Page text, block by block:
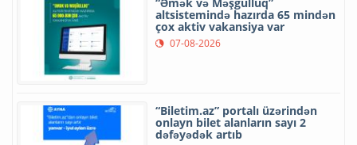
altsistemində hazırda 65 mindən
çox aktiv vakansiya var
07-08-2026
“Biletim.az” portalı üzərindən
onlayn bilet alanların sayı 2
dəfəyədək artıb